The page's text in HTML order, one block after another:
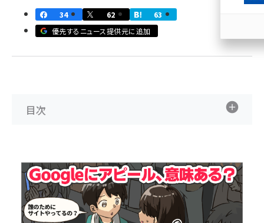
34 62
63
優先するニュース提供元に追加
目次